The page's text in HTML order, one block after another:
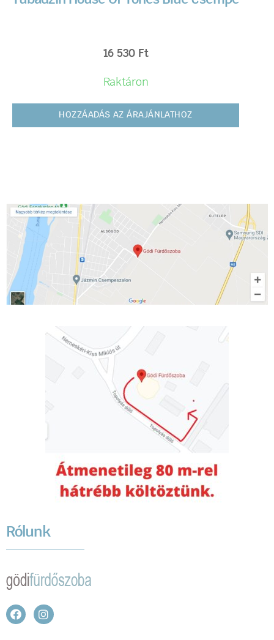
16 530 Ft
Raktáron
HOZZÁADÁS AZ ÁRAJÁNLATHOZ
Rólunk